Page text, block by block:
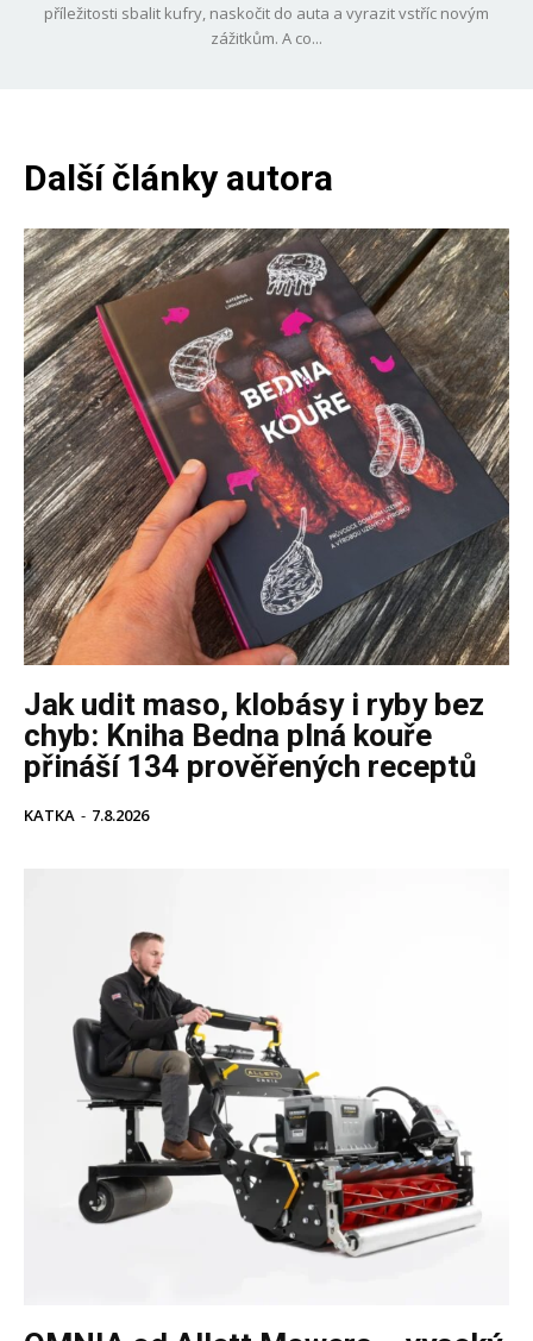
příležitosti sbalit kufry, naskočit do auta a vyrazit vstříc novým
zážitkům. A co...
Další články autora
Jak udit maso, klobásy i ryby bez
chyb: Kniha Bedna plná kouře
přináší 134 prověřených receptů
KATKA - 7.8.2026